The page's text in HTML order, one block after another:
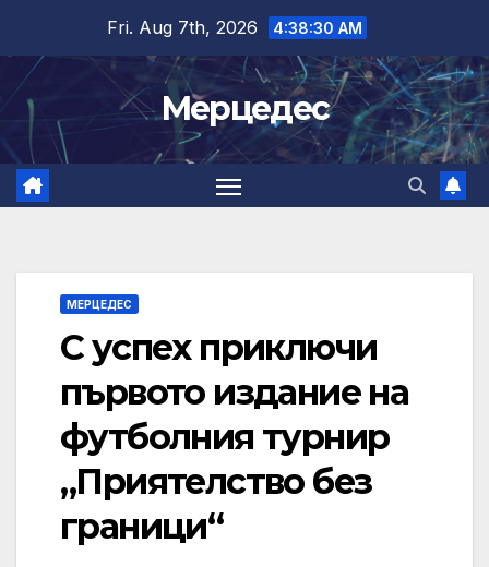
content
Fri. Aug 7th, 2026 4:38:31 AM
Мерцедес
МЕРЦЕДЕС
С успех приключи
първото издание на
футболния турнир
„Приятелство без
граници“